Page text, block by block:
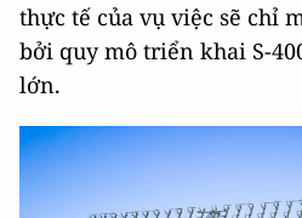
thực tế của vụ việc sẽ chỉ
bởi quy mô triển khai S-
lớn.